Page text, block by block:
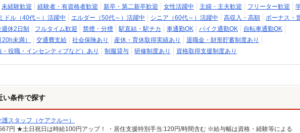
未経験歓迎 経験者・有資格者歓迎 新卒・第二新卒歓迎 女性活躍中 主婦・主夫歓迎 フリーター歓迎
ミドル（40代～）活躍中 エルダー（50代～）活躍中 シニア（60代～）活躍中 高収入・高額
ボーナス・
休2日制 フルタイム歓迎 禁煙・分煙 駅直結・駅チカ 車通勤OK バイク通勤OK
自転車通勤OK
未満）
交通費支給 社会保険あり 産休・育休取得実績あり
退職金・財形貯蓄制度あり
役職・インセンティブなど）あり
制服貸与 研修制度あり 資格取得支援制度あり
い条件で探す
スタッフ（ケアクルー）
円 ★土日祝日は時給100円アップ！ ・居住支援特別手当:120円/時間含む ※給与幅は資格・経験等による